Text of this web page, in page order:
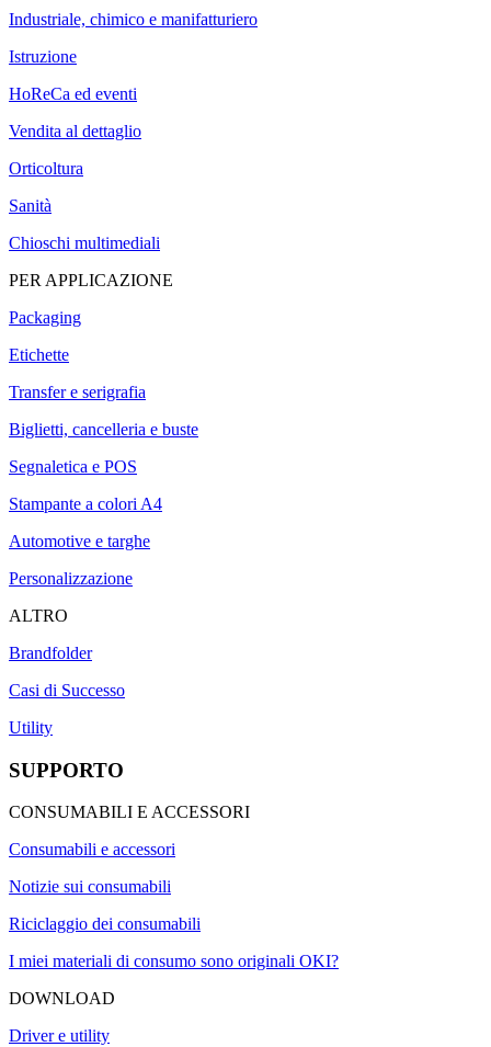
Industriale, chimico e manifatturiero
Istruzione
HoReCa ed eventi
Vendita al dettaglio
Orticoltura
Sanità
Chioschi multimediali
PER APPLICAZIONE
Packaging
Etichette
Transfer e serigrafia
Biglietti, cancelleria e buste
Segnaletica e POS
Stampante a colori A4
Automotive e targhe
Personalizzazione
ALTRO
Brandfolder
Casi di Successo
Utility
SUPPORTO
CONSUMABILI E ACCESSORI
Consumabili e accessori
Notizie sui consumabili
Riciclaggio dei consumabili
I miei materiali di consumo sono originali OKI?
DOWNLOAD
Driver e utility